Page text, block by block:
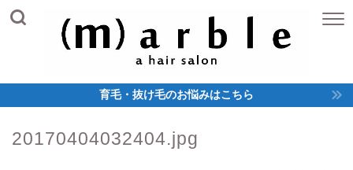
育毛・抜け毛のお悩みはこちら
20170404032404.jpg